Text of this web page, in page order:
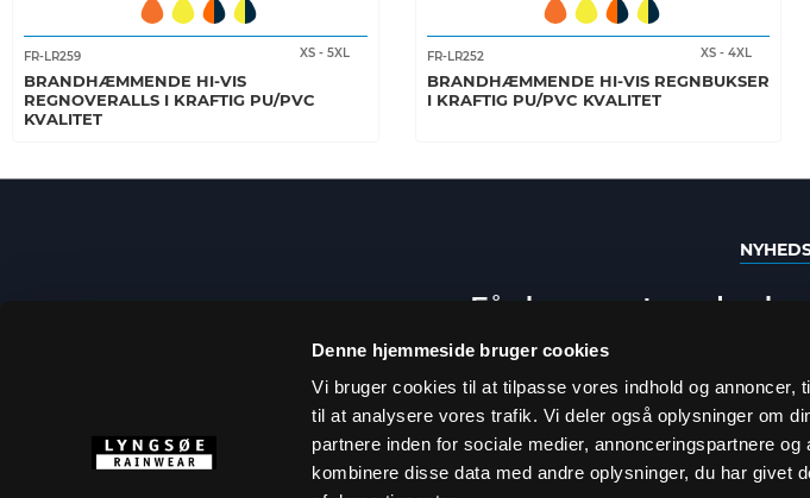
Denne hjemmeside bruger cookies
Vi bruger cookies til at tilpasse vores indhold og annoncer,
til at analysere vores trafik. Vi deler også oplysninger om
partnere inden for sociale medier, annonceringspartnere
kombinere disse data med andre oplysninger, du har givet
FR-LR259
BRANDHÆMMENDE HI-VIS
REGNOVERALLS I KRAFTIG PU/PVC
KVALITET
XS - 5XL FR-LR252
BRANDHÆMMENDE HI-VIS REGNBUKSER
I KRAFTIG PU/PVC KVALITET
XS - 4XL
Få de seneste